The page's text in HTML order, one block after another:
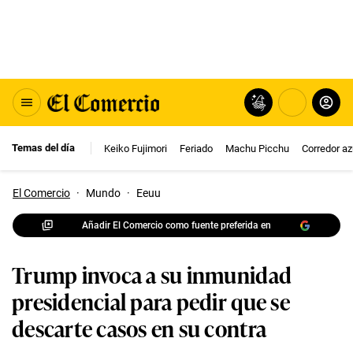
Temas del día Keiko Fujimori Feriado Machu Picchu Corredor
El Comercio · Mundo · Eeuu
Añadir El Comercio como fuente preferida en
Trump invoca a su inmunidad
presidencial para pedir que se
descarte casos en su contra